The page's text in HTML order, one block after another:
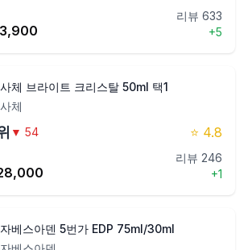
리뷰 633
+5
체 브라이트 크리스탈 50ml 택1
체
▼ 54 ⭐ 4.8
리뷰 246
+1
베스아덴 5번가 EDP 75ml/30ml